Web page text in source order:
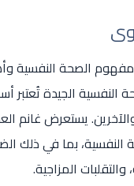
مفهوم الصحة النفسية
النفسية الجيدة تُعتبر
يستعرض غانم
النفسية، بما في ذلك
والتقلبات المزاجية.